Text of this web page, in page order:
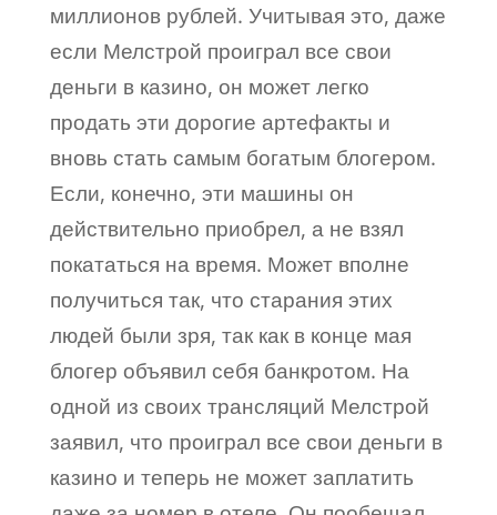
миллионов рублей. Учитывая это, даже
если Мелстрой проиграл все свои
деньги в казино, он может легко
продать эти дорогие артефакты и
вновь стать самым богатым блогером.
Если, конечно, эти машины он
действительно приобрел, а не взял
покататься на время. Может вполне
получиться так, что старания этих
людей были зря, так как в конце мая
блогер объявил себя банкротом. На
одной из своих трансляций Мелстрой
заявил, что проиграл все свои деньги в
казино и теперь не может заплатить